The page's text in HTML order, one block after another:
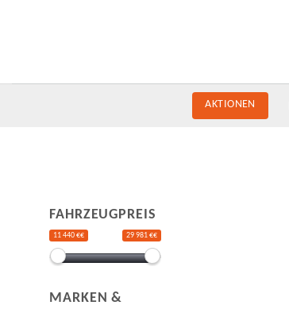
AKTIONEN
FAHRZEUGPREIS
11 440 €€ 29 981 €€
MARKEN &